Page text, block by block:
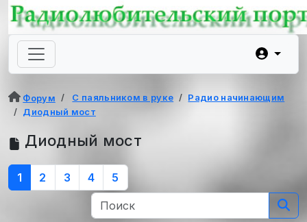
Форум С паяльником в руке
Радио начинающим
Диодный мост
Диодный мост
1 2 3 4 5